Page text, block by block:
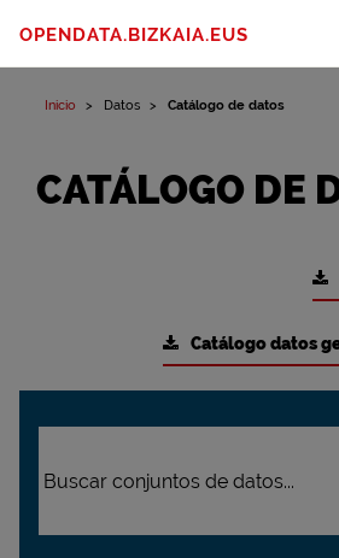
OPENDATA.BIZKAIA.EUS
Inicio Datos Catálogo de datos
CATÁLOGO DE
Catálogo datos